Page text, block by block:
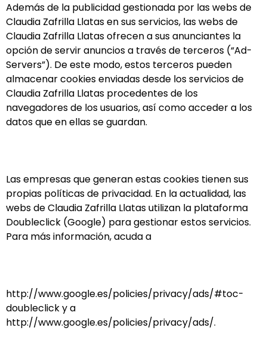
Además de la publicidad gestionada por las webs de
Claudia Zafrilla Llatas en sus servicios, las webs de
Claudia Zafrilla Llatas ofrecen a sus anunciantes la
opción de servir anuncios a través de terceros (“Ad-
Servers”). De este modo, estos terceros pueden
almacenar cookies enviadas desde los servicios de
Claudia Zafrilla Llatas procedentes de los
navegadores de los usuarios, así como acceder a los
datos que en ellas se guardan.
Las empresas que generan estas cookies tienen sus
propias políticas de privacidad. En la actualidad, las
webs de Claudia Zafrilla Llatas utilizan la plataforma
Doubleclick (Google) para gestionar estos servicios.
Para más información, acuda a
http://www.google.es/policies/privacy/ads/#toc-
doubleclick y a
http://www.google.es/policies/privacy/ads/.